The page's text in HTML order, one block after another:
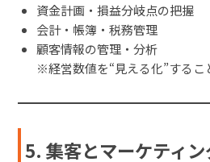
資金計画・損益分岐点の把握
会計・帳簿・税務管理
顧客情報の管理・分析
※経営数値を“見える化”するこ
5. 集客とマーケティン